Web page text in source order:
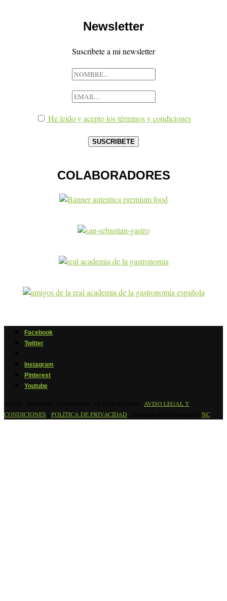
Newsletter
Suscribete a mi newsletter
He leído y acepto los términos y condiciones
COLABORADORES
Facebook
Twitter
Instagram
Pinterest
Youtube
AVISO LEGAL Y
CONDICIONES
POLÍTICA DE PRIVACIDAD NC